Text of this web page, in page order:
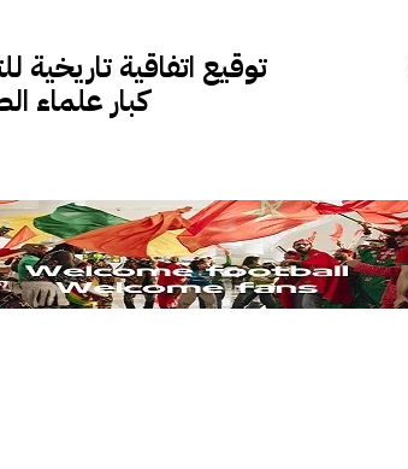
توقيع اتفاقية
كبار علماء